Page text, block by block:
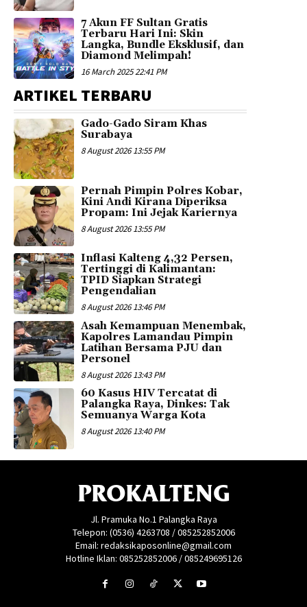
7 Akun FF Sultan Gratis
Terbaru Hari Ini: Skin
Langka, Bundle Eksklusif, dan
Diamond Melimpah!
16 March 2025 22:41 PM
ARTIKEL TERBARU
Gado-Gado Siram Khas
Surabaya
8 August 2026 13:55 PM
Pernah Pimpin Polres Kobar,
Kini Andi Kirana Diperiksa
Propam: Ini Jejak Kariernya
8 August 2026 13:55 PM
Inflasi Kalteng 4,32 Persen,
Tertinggi di Kalimantan:
TPID Siapkan Strategi
Pengendalian
8 August 2026 13:46 PM
Asah Kemampuan Menembak,
Kapolres Lamandau Pimpin
Latihan Bersama PJU dan
Personel
8 August 2026 13:43 PM
60 Kasus HIV Tercatat di
Palangka Raya, Dinkes: Tak
Semuanya Warga Kota
8 August 2026 13:40 PM
PROKALTENG
Jl. Pramuka No.1 Palangka Raya
Telepon: (0536) 4263708 / 085252852006
Email: redaksikaposonline@gmail.com
Hotline Iklan: 085252852006 / 085249695126